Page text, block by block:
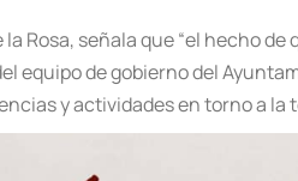
Rosa, señala que “el hecho de
equipo de gobierno del
y actividades en torno a la